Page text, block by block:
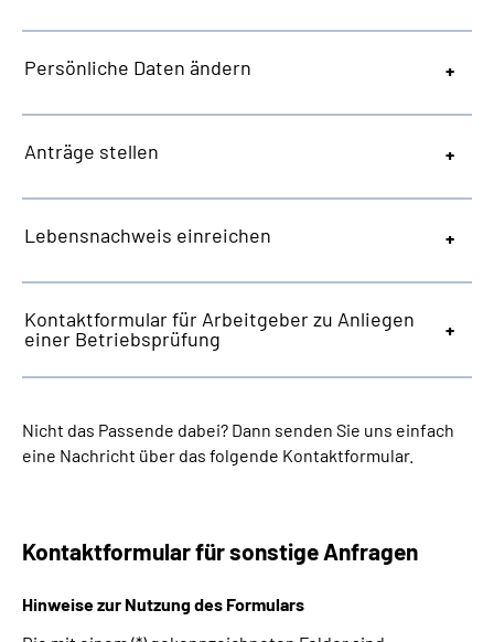
Persönliche Daten ändern
Anträge stellen
Lebensnachweis einreichen
Kontaktformular für Arbeitgeber zu Anliegen
einer Betriebsprüfung
Nicht das Passende dabei? Dann senden Sie uns einfach
eine Nachricht über das folgende Kontaktformular.
Kontaktformular für sonstige Anfragen
Hinweise zur Nutzung des Formulars